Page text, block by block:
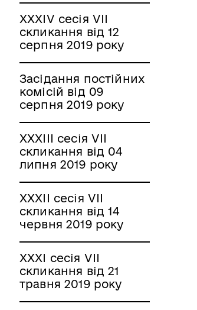
XXXІV сесія VII
скликання від 12
серпня 2019 року
Засідання постійних
комісій від 09
серпня 2019 року
XXXІІI сесія VII
скликання від 04
липня 2019 року
XXXІI сесія VII
скликання від 14
червня 2019 року
XXXІ сесія VII
скликання від 21
травня 2019 року